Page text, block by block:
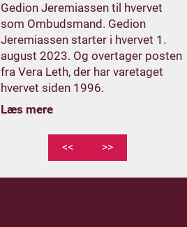
Gedion Jeremiassen til hvervet
som Ombudsmand. Gedion
Jeremiassen starter i hvervet 1.
august 2023. Og overtager posten
fra Vera Leth, der har varetaget
hvervet siden 1996.
Læs mere
<< >>